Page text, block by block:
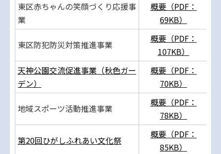
東区赤ちゃんの笑顔づくり応援事
業
概要（PDF：
69KB）
東区防犯防災対策推進事業
概要（PDF：
107KB）
天神公園交流促進事業（秋色ガー
デン）
概要（PDF：
70KB）
地域スポーツ活動推進事業
概要（PDF：
78KB）
第20回ひがしふれあい文化祭
概要（PDF：
85KB）